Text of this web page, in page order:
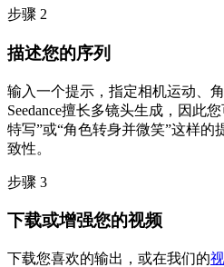
步骤 2
描述您的序列
输入一个提示，指定相机运动、
Seedance擅长多镜头生成，因此
特写”或“角色转身并微笑”这样的
致性。
步骤 3
下载或增强您的视频
下载您喜欢的输出，或在我们的